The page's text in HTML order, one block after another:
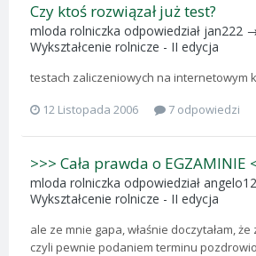
Czy ktoś rozwiązał już test?
mloda rolniczka odpowiedział jan222
Wykształcenie rolnicze - II edycja
testach zaliczeniowych na internetowym
12 Listopada 2006
7 odpowiedzi
>>> Cała prawda o EGZAMINIE
mloda rolniczka odpowiedział
Wykształcenie rolnicze - II edycja
ale ze mnie gapa, właśnie doczytałam,
czyli pewnie podaniem terminu